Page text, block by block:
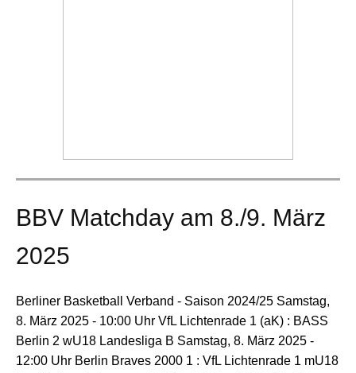
BBV Matchday am 8./9. März
2025
Berliner Basketball Verband - Saison 2024/25 Samstag,
8. März 2025 - 10:00 Uhr VfL Lichtenrade 1 (aK) : BASS
Berlin 2 wU18 Landesliga B Samstag, 8. März 2025 -
12:00 Uhr Berlin Braves 2000 1 : VfL Lichtenrade 1 mU18